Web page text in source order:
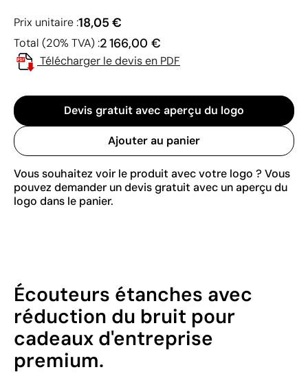
Prix unitaire :18,05 €
Total (20% TVA) :2 166,00 €
Télécharger le devis en PDF
Devis gratuit avec aperçu du logo
Ajouter au panier
Vous souhaitez voir le produit avec votre logo ? Vous
pouvez demander un devis gratuit avec un aperçu du
logo dans le panier.
Écouteurs étanches avec
réduction du bruit pour
cadeaux d'entreprise
premium.